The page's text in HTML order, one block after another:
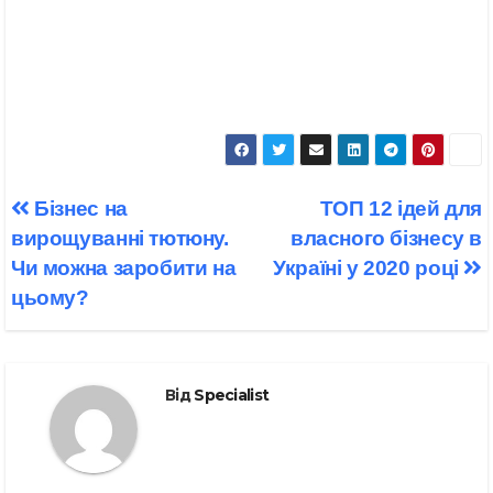
Навігація
записів
ТОП 12 ідей для
власного бізнесу в
Україні у 2020 році
Бізнес на
вирощуванні тютюну.
Чи можна заробити на
цьому?
ВідSpecialist